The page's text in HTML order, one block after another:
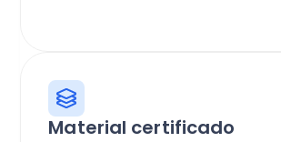
Material certificado